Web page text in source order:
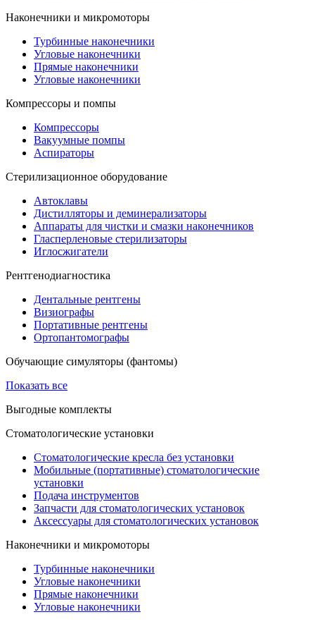
Наконечники и микромоторы
Турбинные наконечники
Угловые наконечники
Прямые наконечники
Угловые наконечники
Компрессоры и помпы
Компрессоры
Вакуумные помпы
Аспираторы
Стерилизационное оборудование
Автоклавы
Дистилляторы и деминерализаторы
Аппараты для чистки и смазки наконечников
Гласперленовые стерилизаторы
Иглосжигатели
Рентгенодиагностика
Дентальные рентгены
Визиографы
Портативные рентгены
Ортопантомографы
Обучающие симуляторы (фантомы)
Показать все
Выгодные комплекты
Стоматологические установки
Стоматологические кресла без установки
Мобильные (портативные) стоматологические
установки
Подача инструментов
Запчасти для стоматологических установок
Аксессуары для стоматологических установок
Наконечники и микромоторы
Турбинные наконечники
Угловые наконечники
Прямые наконечники
Угловые наконечники